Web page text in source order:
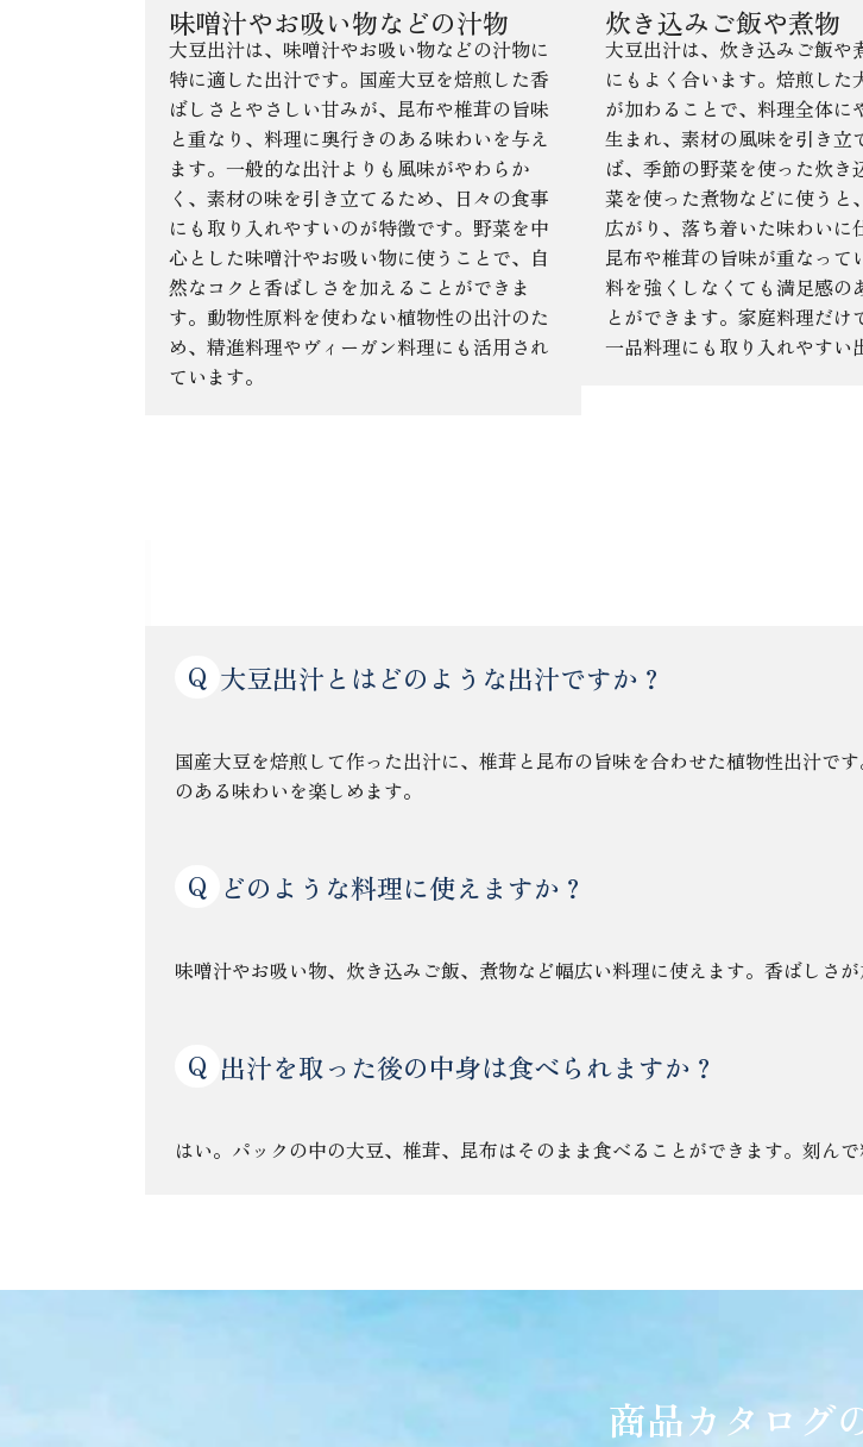
味噌汁やお吸い物などの汁物
大豆出汁は、味噌汁やお吸い物などの汁物に
特に適した出汁です。国産大豆を焙煎した香
ばしさとやさしい甘みが、昆布や椎茸の旨味
と重なり、料理に奥行きのある味わいを与え
ます。一般的な出汁よりも風味がやわらか
く、素材の味を引き立てるため、日々の食事
にも取り入れやすいのが特徴です。野菜を中
心とした味噌汁やお吸い物に使うことで、自
然なコクと香ばしさを加えることができま
す。動物性原料を使わない植物性の出汁のた
め、精進料理やヴィーガン料理にも活用され
ています。
炊き込みご飯や煮物
大豆出汁は、炊き込みご飯や
にもよく合います。焙煎した
が加わることで、料理全体に
生まれ、素材の風味を引き立
ば、季節の野菜を使った炊き
菜を使った煮物などに使うと
広がり、落ち着いた味わいに
昆布や椎茸の旨味が重なって
料を強くしなくても満足感の
とができます。家庭料理だけ
一品料理にも取り入れやすい
Q 大豆出汁とはどのような出汁ですか？
国産大豆を焙煎して作った出汁に、椎茸と昆布の旨味を合わせた植物性出汁で
のある味わいを楽しめます。
Q どのような料理に使えますか？
味噌汁やお吸い物、炊き込みご飯、煮物など幅広い料理に使えます。香ばしさ
Q 出汁を取った後の中身は食べられますか？
はい。パックの中の大豆、椎茸、昆布はそのまま食べることができます。刻ん
商品カタログ